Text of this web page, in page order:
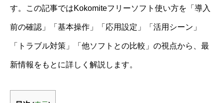
す。この記事ではKokomiteフリーソフト使い方を「導入
前の確認」「基本操作」「応用設定」「活用シーン」
「トラブル対策」「他ソフトとの比較」の視点から、最
新情報をもとに詳しく解説します。